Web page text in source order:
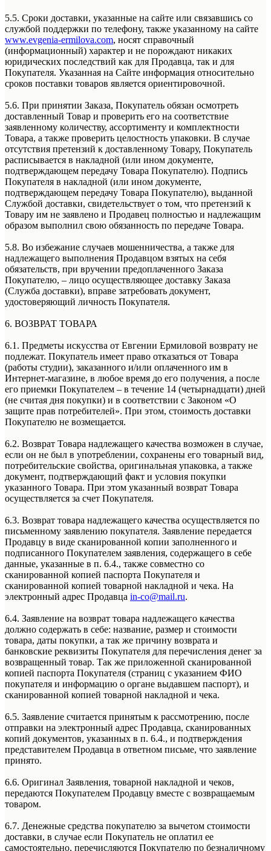
5.5. Сроки доставки, указанные на сайте или связавшись со
службой поддержки по телефону, также указанному на сайте
www.evgenia-ermilova.com, носят справочный
(информационный) характер и не порождают никаких
юридических последствий как для Продавца, так и для
Покупателя. Указанная на Сайте информация относительно
сроков поставки товаров является ориентировочной.
5.6. При принятии Заказа, Покупатель обязан осмотреть
доставленный Товар и проверить его на соответствие
заявленному количеству, ассортименту и комплектности
Товара, а также проверить целостность упаковки. В случае
отсутствия претензий к доставленному Товару, Покупатель
расписывается в накладной (или ином документе,
подтверждающем передачу Товара Покупателю). Подпись
Покупателя в накладной (или ином документе,
подтверждающем передачу Товара Покупателю), выданной
Службой доставки, свидетельствует о том, что претензий к
Товару им не заявлено и Продавец полностью и надлежащим
образом выполнил свою обязанность по передаче Товара.
5.8. Во избежание случаев мошенничества, а также для
надлежащего выполнения Продавцом взятых на себя
обязательств, при вручении предоплаченного Заказа
Покупателю, – лицо осуществляющее доставку Заказа
(Служба доставки), вправе затребовать документ,
удостоверяющий личность Покупателя.
6. ВОЗВРАТ ТОВАРА
6.1. Предметы искусства от Евгении Ермиловой возврату не
подлежат. Покупатель имеет право отказаться от Товара
(работы студии), заказанного и/или оплаченного им в
Интернет-магазине, в любое время до его получения, а после
его приемки Покупателем – в течение 14 (четырнадцати) дней
(не считая дня покупки) и в соответствии с Законом «О
защите прав потребителей». При этом, стоимость доставки
Покупателю не возмещается.
6.2. Возврат Товара надлежащего качества возможен в случае,
если он не был в употреблении, сохранены его товарный вид,
потребительские свойства, оригинальная упаковка, а также
документ, подтверждающий факт и условия покупки
указанного Товара. При этом указанный возврат Товара
осуществляется за счет Покупателя.
6.3. Возврат товара надлежащего качества осуществляется по
письменному заявлению покупателя. Заявление передается
Продавцу в виде сканированной копии заполненного и
подписанного Покупателем заявления, содержащего в себе
данные, указанные в п. 6.4., также совместно со
сканированной копией паспорта Покупателя и
сканированной копией товарной накладной и чека. На
электронный адрес Продавца in-co@mail.ru.
6.4. Заявление на возврат товара надлежащего качества
должно содержать в себе: название, размер и стоимости
товара, даты покупки, а так же причину возврата и
банковские реквизиты Покупателя для перечисления денег за
возвращенный товар. Так же приложенной сканированной
копией паспорта Покупателя (страниц с указанием ФИО
покупателя и информацию о органе выдавшем паспорт), и
сканированной копией товарной накладной и чека.
6.5. Заявление считается принятым к рассмотрению, после
отправки на электронный адрес Продавца, сканированных
копий документов, указанных в п. 6.4., и подтверждения
представителем Продавца в ответном письме, что заявление
принято.
6.6. Оригинал Заявления, товарной накладной и чеков,
передаются Покупателем Продавцу вместе с возвращаемым
товаром.
6.7. Денежные средства покупателю за вычетом стоимости
доставки, в случае если Покупатель не оплатил ее
самостоятельно, перечисляются Покупателю по безналичному